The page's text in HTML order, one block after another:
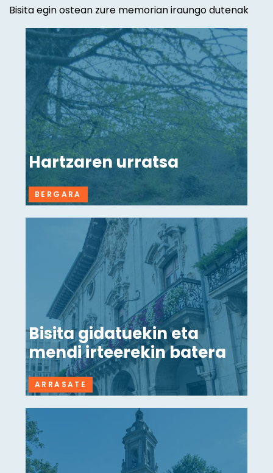
Bisita egin ostean zure memorian iraungo dutenak
Hartzaren urratsa
BERGARA
Bisita gidatuekin eta
mendi irteerekin batera
ARRASATE